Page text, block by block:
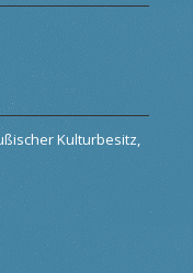
Kulturbesitz,